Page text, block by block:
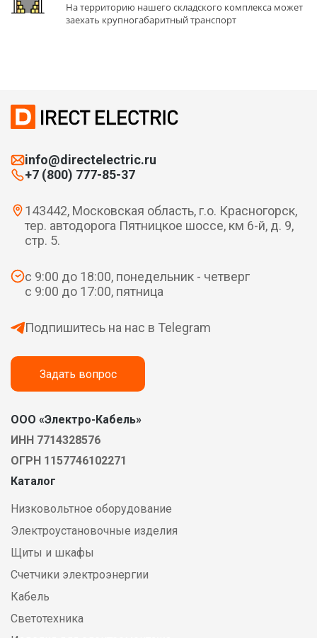
На территорию нашего складского комплекса может
заехать крупногабаритный транспорт
info@directelectric.ru
+7 (800) 777-85-37
143442, Московская область, г.о. Красногорск,
тер. автодорога Пятницкое шоссе, км 6-й, д. 9,
стр. 5.
с 9:00 до 18:00, понедельник - четверг
с 9:00 до 17:00, пятница
Подпишитесь на нас в Telegram
Задать вопрос
ООО «Электро-Кабель»
ИНН 7714328576
ОГРН 1157746102271
Каталог
Низковольтное оборудование
Электроустановочные изделия
Щиты и шкафы
Счетчики электроэнергии
Кабель
Светотехника